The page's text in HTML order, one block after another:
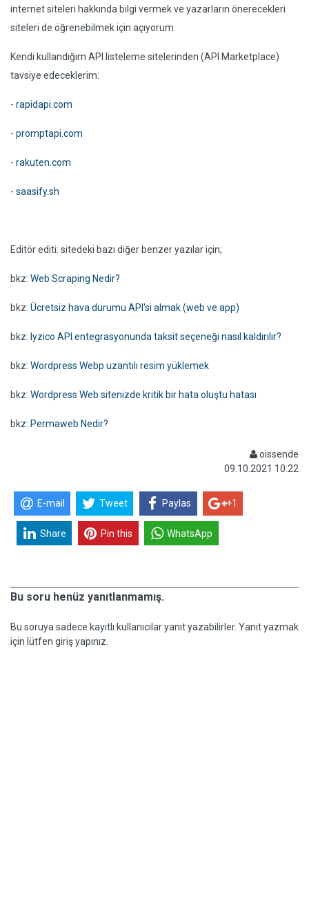
internet siteleri hakkında bilgi vermek ve yazarların önerecekleri
siteleri de öğrenebilmek için açıyorum.
Kendi kullandığım API listeleme sitelerinden (API Marketplace)
tavsiye edeceklerim:
- rapidapi.com
- promptapi.com
- rakuten.com
- saasify.sh
Editör editi: sitedeki bazı diğer benzer yazılar için;
bkz: Web Scraping Nedir?
bkz: Ücretsiz hava durumu API'si almak (web ve app)
bkz: Iyzico API entegrasyonunda taksit seçeneği nasıl kaldırılır?
bkz: Wordpress Webp uzantılı resim yüklemek
bkz: Wordpress Web sitenizde kritik bir hata oluştu hatası
bkz: Permaweb Nedir?
oissende
09.10.2021 10:22
E-mail Tweet Paylas +1
Share Pin this WhatsApp
Bu soru henüz yanıtlanmamış.
Bu soruya sadece kayıtlı kullanıcılar yanıt yazabilirler. Yanıt yazmak
için lütfen giriş yapınız.